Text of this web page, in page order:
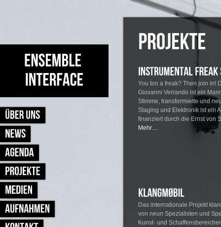
You too a freak? Then join in!
Giovanni Verrando ist ein
Stimme, transformierte und
Staging und Elektronik ist ein
finanziert durch die Ernst von
Mehr…
Das internationale Projekt
von neun Spezialisten und
Kunst- und